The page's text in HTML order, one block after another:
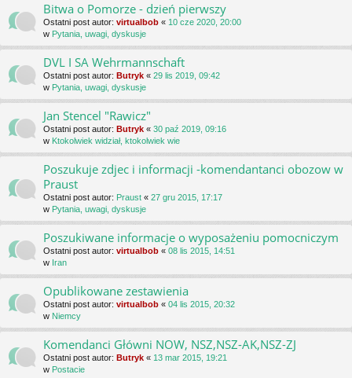
Bitwa o Pomorze - dzień pierwszy
Ostatni post autor: virtualbob « 10 cze 2020, 20:00
w Pytania, uwagi, dyskusje
DVL I SA Wehrmannschaft
Ostatni post autor: Butryk « 29 lis 2019, 09:42
w Pytania, uwagi, dyskusje
Jan Stencel "Rawicz"
Ostatni post autor: Butryk « 30 paź 2019, 09:16
w Ktokolwiek widział, ktokolwiek wie
Poszukuje zdjec i informacji -komendantanci obozow w
Praust
Ostatni post autor: Praust « 27 gru 2015, 17:17
w Pytania, uwagi, dyskusje
Poszukiwane informacje o wyposażeniu pomocniczym
Ostatni post autor: virtualbob « 08 lis 2015, 14:51
w Iran
Opublikowane zestawienia
Ostatni post autor: virtualbob « 04 lis 2015, 20:32
w Niemcy
Komendanci Główni NOW, NSZ,NSZ-AK,NSZ-ZJ
Ostatni post autor: Butryk « 13 mar 2015, 19:21
w Postacie